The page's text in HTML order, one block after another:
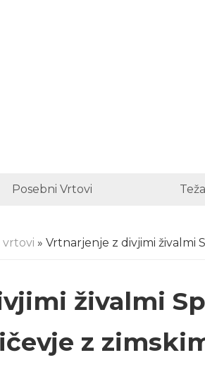
Posebni Vrtovi
vrtovi » Vrtnarjenje z divjimi živalmi
živalmi
z